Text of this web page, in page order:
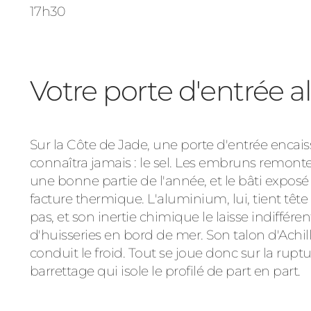
17h30
Votre porte d'entrée
Sur la Côte de Jade, une porte d'entrée
connaîtra jamais : le sel. Les embruns
une bonne partie de l'année, et le bâti
facture thermique. L'aluminium, lui, tient tête
pas, et son inertie chimique le laisse
d'huisseries en bord de mer. Son talon
conduit le froid. Tout se joue donc sur la
barrettage qui isole le profilé de part en part.